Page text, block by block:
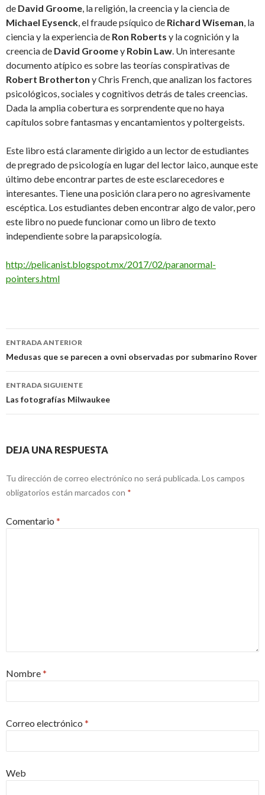
de David Groome, la religión, la creencia y la ciencia de
Michael Eysenck, el fraude psíquico de Richard Wiseman, la
ciencia y la experiencia de Ron Roberts y la cognición y la
creencia de David Groomey Robin Law. Un interesante
documento atípico es sobre las teorías conspirativas de
Robert Brotherton y Chris French, que analizan los factores
psicológicos, sociales y cognitivos detrás de tales creencias.
Dada la amplia cobertura es sorprendente que no haya
capítulos sobre fantasmas y encantamientos y poltergeists.
Este libro está claramente dirigido a un lector de estudiantes
de pregrado de psicología en lugar del lector laico, aunque este
último debe encontrar partes de este esclarecedores e
interesantes. Tiene una posición clara pero no agresivamente
escéptica. Los estudiantes deben encontrar algo de valor, pero
este libro no puede funcionar como un libro de texto
independiente sobre la parapsicología.
http://pelicanist.blogspot.mx/2017/02/paranormal-
pointers.html
Navegación
de
entradas
ENTRADA ANTERIOR
Medusas que se parecen a ovni observadas por submarino Rover
ENTRADA SIGUIENTE
Las fotografías Milwaukee
DEJA UNA RESPUESTA
Tu dirección de correo electrónico no será publicada. Los campos
obligatorios están marcados con *
Comentario *
Nombre*
Correo electrónico *
Web